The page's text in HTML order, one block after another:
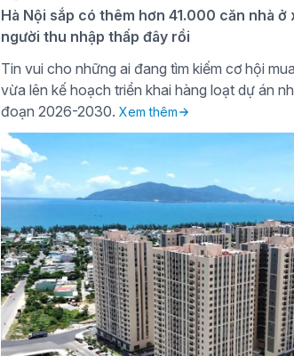
Hà Nội sắp có thêm hơn 41.000 căn nhà ở
người thu nhập thấp đây rồi
Tin vui cho những ai đang tìm kiếm cơ hội
vừa lên kế hoạch triển khai hàng loạt dự án
đoạn 2026-2030. Xem thêm